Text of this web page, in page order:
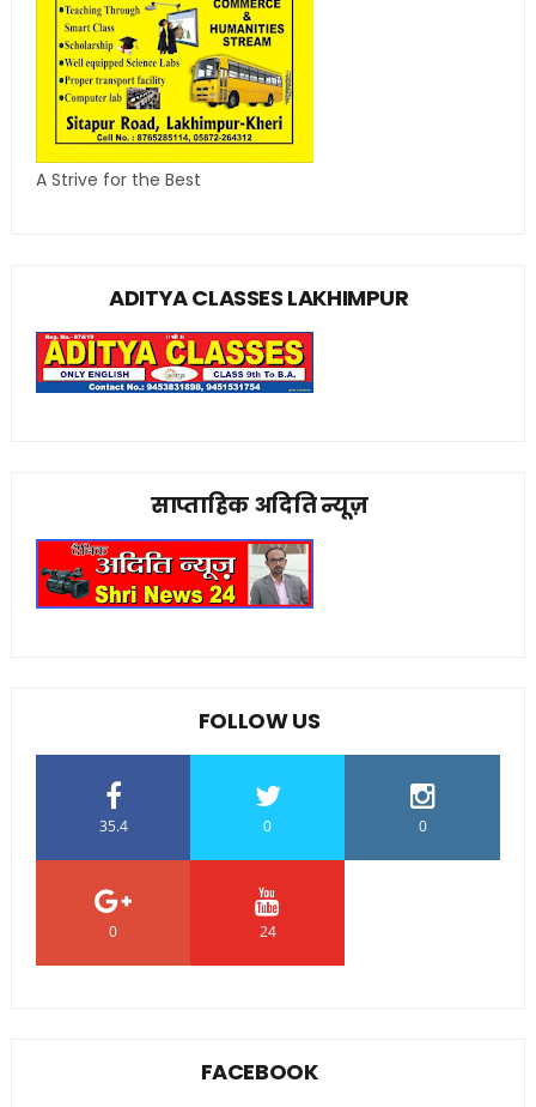
A Strive for the Best
ADITYA CLASSES LAKHIMPUR
साप्ताहिक अदिति न्यूज़
FOLLOW US
35.4 0 0
0 24
FACEBOOK